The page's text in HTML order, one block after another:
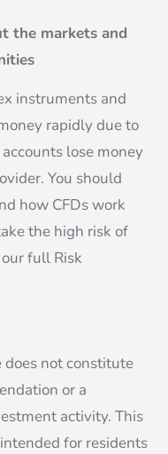
the markets and
instruments and
rapidly due to
lose money
You should
how CFDs work
the high risk of
full Risk
not constitute
or a
activity. This
for residents